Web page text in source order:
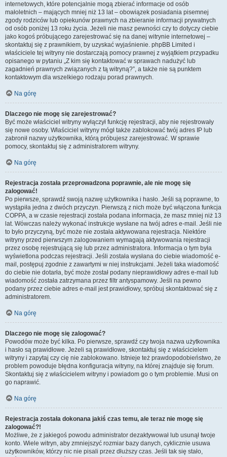
internetowych, które potencjalnie mogą zbierać informacje od osób
małoletnich – mających mniej niż 13 lat – obowiązek posiadania pisemnej
zgody rodziców lub opiekunów prawnych na zbieranie informacji prywatnych
od osób poniżej 13 roku życia. Jeżeli nie masz pewności czy to dotyczy ciebie
jako kogoś próbującego zarejestrować się na danej witrynie internetowej –
skontaktuj się z prawnikiem, by uzyskać wyjaśnienie. phpBB Limited i
właściciele tej witryny nie dostarczają pomocy prawnej z wyjątkiem przypadku
opisanego w pytaniu „Z kim się kontaktować w sprawach nadużyć lub
zagadnień prawnych związanych z tą witryną?”, a także nie są punktem
kontaktowym dla wszelkiego rodzaju porad prawnych.
Na górę
Dlaczego nie mogę się zarejestrować?
Być może właściciel witryny wyłączył funkcję rejestracji, aby nie rejestrowały
się nowe osoby. Właściciel witryny mógł także zablokować twój adres IP lub
zabronił nazwy użytkownika, którą próbujesz zarejestrować. W sprawie
pomocy, skontaktuj się z administratorem witryny.
Na górę
Rejestracja została przeprowadzona poprawnie, ale nie mogę się
zalogować!
Po pierwsze, sprawdź swoją nazwę użytkownika i hasło. Jeśli są poprawne, to
wystąpiła jedna z dwóch przyczyn. Pierwszą z nich może być włączona funkcja
COPPA, a w czasie rejestracji została podana informacja, że masz mniej niż 13
lat. Wówczas należy wykonać instrukcje wysłane na twój adres e-mail. Jeśli nie
to było przyczyną, być może nie została aktywowana rejestracja. Niektóre
witryny przed pierwszym zalogowaniem wymagają aktywowania rejestracji
przez osobę rejestrującą się lub przez administratora. Informacja o tym była
wyświetlona podczas rejestracji. Jeśli została wysłana do ciebie wiadomość e-
mail, postępuj zgodnie z zawartymi w niej instrukcjami. Jeżeli taka wiadomość
do ciebie nie dotarła, być może został podany nieprawidłowy adres e-mail lub
wiadomość została zatrzymana przez filtr antyspamowy. Jeśli na pewno
podany przez ciebie adres e-mail jest prawidłowy, spróbuj skontaktować się z
administratorem.
Na górę
Dlaczego nie mogę się zalogować?
Powodów może być kilka. Po pierwsze, sprawdź czy twoja nazwa użytkownika
i hasło są prawidłowe. Jeżeli są prawidłowe, skontaktuj się z właścicielem
witryny i zapytaj czy cię nie zablokowano. Istnieje też prawdopodobieństwo, że
problem powoduje błędna konfiguracja witryny, na której znajduje się forum.
Skontaktuj się z właścicielem witryny i powiadom go o tym problemie. Musi on
go naprawić.
Na górę
Rejestracja została dokonana jakiś czas temu, ale teraz nie mogę się
zalogować?!
Możliwe, że z jakiegoś powodu administrator dezaktywował lub usunął twoje
konto. Wiele witryn, aby zmniejszyć rozmiar bazy danych, cyklicznie usuwa
użytkowników, którzy nic nie pisali przez dłuższy czas. Jeśli tak się stało,